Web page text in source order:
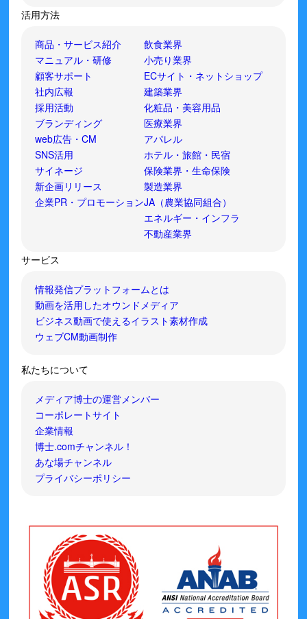
活用方法
商品・サービス紹介
マニュアル・研修
顧客サポート
社内広報
採用活動
ブランディング
web広告・CM
SNS活用
サイネージ
新企画リリース
企業PR・プロモーション
飲食業界
小売り業界
ECサイト・ネットショップ
建築業界
化粧品・美容用品
医療業界
アパレル
ホテル・旅館・民宿
保険業界・生命保険
製造業界
JA（農業協同組合）
エネルギー・インフラ
不動産業界
サービス
情報発信プラットフォームとは
動画を活用したオウンドメディア
ビジネス動画で使えるイラスト素材作成
ウェブCM動画制作
私たちについて
メディア博士の運営メンバー
コーポレートサイト
企業情報
博士.comチャンネル！
あな場チャンネル
プライバシーポリシー